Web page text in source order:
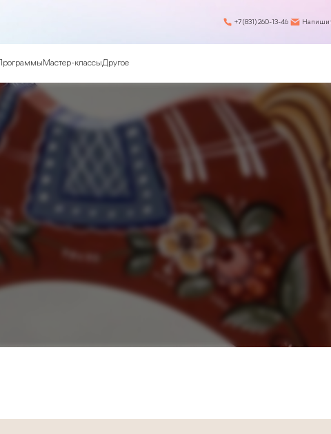
+7 (831) 260-13-46
Программы Мастер-классыДругое